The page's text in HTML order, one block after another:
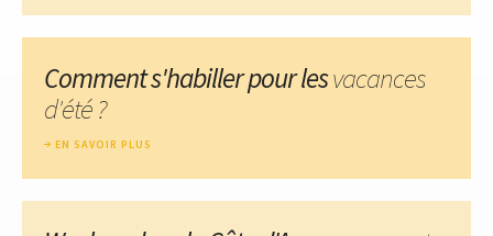
Comment s'habiller pour lesvacances
d'été ?
EN SAVOIR PLUS